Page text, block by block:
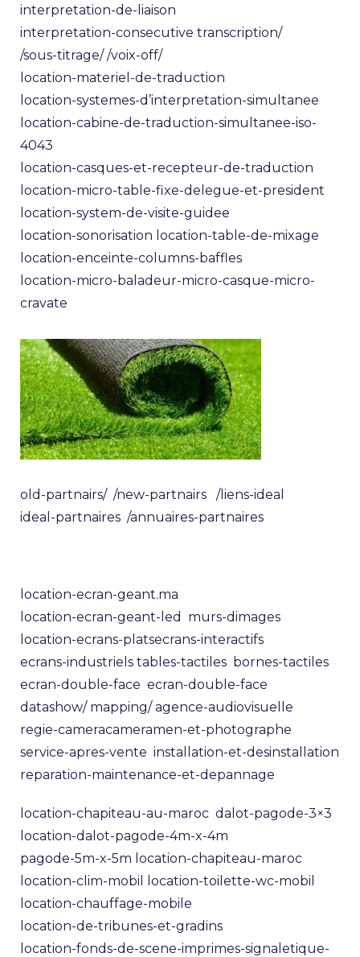
interpretation-de-liaison
interpretation-consecutive transcription/
/sous-titrage/ /voix-off/
location-materiel-de-traduction
location-systemes-d’interpretation-simultanee
location-cabine-de-traduction-simultanee-iso-
4043
location-casques-et-recepteur-de-traduction
location-micro-table-fixe-delegue-et-president
location-system-de-visite-guidee
location-sonorisation location-table-de-mixage
location-enceinte-columns-baffles
location-micro-baladeur-micro-casque-micro-
cravate
old-partnairs/ /new-partnairs
/liens-ideal
ideal-partnaires /annuaires-partnaires
location-ecran-geant.ma
location-ecran-geant-led
murs-dimages
location-ecrans-platsecrans-interactifs
ecrans-industriels tables-tactiles bornes-tactiles
ecran-double-face ecran-double-face
datashow/ mapping/ agence-audiovisuelle
regie-cameracameramen-et-photographe
service-apres-vente installation-et-desinstallation
reparation-maintenance-et-depannage
location-chapiteau-au-maroc dalot-pagode-3×3
location-dalot-pagode-4m-x-4m
pagode-5m-x-5m location-chapiteau-maroc
location-clim-mobil
location-toilette-wc-mobil
location-chauffage-mobile
location-de-tribunes-et-gradins
location-fonds-de-scene-imprimes-signaletique-